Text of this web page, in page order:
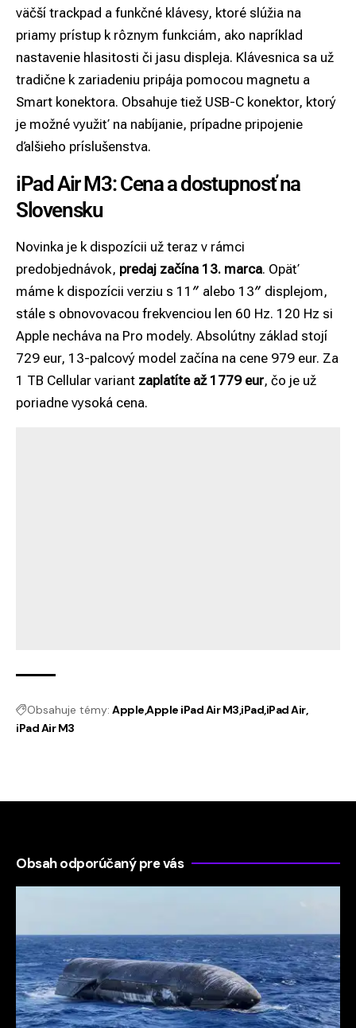
väčší trackpad a funkčné klávesy, ktoré slúžia na
priamy prístup k rôznym funkciám, ako napríklad
nastavenie hlasitosti či jasu displeja. Klávesnica sa už
tradične k zariadeniu pripája pomocou magnetu a
Smart konektora. Obsahuje tiež USB-C konektor, ktorý
je možné využiť na nabíjanie, prípadne pripojenie
ďalšieho príslušenstva.
iPad Air M3: Cena a dostupnosť na
Slovensku
Novinka je k dispozícii už teraz v rámci
predobjednávok, predaj začína 13. marca. Opäť
máme k dispozícii verziu s 11″ alebo 13″ displejom,
stále s obnovovacou frekvenciou len 60 Hz. 120 Hz si
Apple necháva na Pro modely. Absolútny základ stojí
729 eur, 13-palcový model začína na cene 979 eur. Za
1 TB Cellular variant zaplatíte až 1779 eur, čo je už
poriadne vysoká cena.
Obsahuje témy: AppleApple iPad Air M3iPadiPad Air
iPad Air M3
Obsah odporúčaný pre vás